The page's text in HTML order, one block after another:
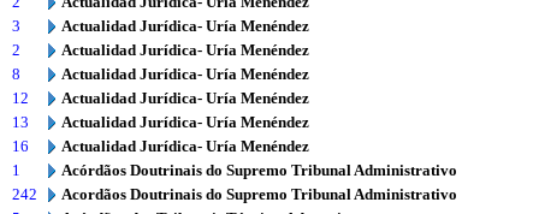
3
Actualidad Jurídica- Uría Menéndez
2
Actualidad Jurídica- Uría Menéndez
8
Actualidad Jurídica- Uría Menéndez
12
Actualidad Jurídica- Uría Menéndez
13
Actualidad Jurídica- Uría Menéndez
16
Actualidad Jurídica- Uría Menéndez
1
Acórdãos Doutrinais do Supremo Tribunal Administrativo
242
Acordãos Doutrinais do Supremo Tribunal Administrativo